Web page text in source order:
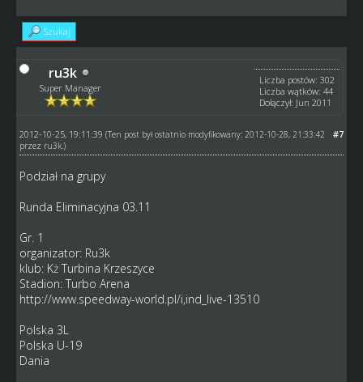
Szukaj
ru3k
Super Manager
Liczba postów: 302
Liczba wątków: 44
Dołączył: Jun 2011
#7
2012-10-25, 19:11:39 (Ten post był ostatnio modyfikowany: 2012-10-28, 21:33:42
przez ru3k.)
Podział na grupy
Runda Eliminacyjna 03.11
Gr. 1
organizator: Ru3k
klub: Kż Turbina Krzeszyce
Stadion: Turbo Arena
http://www.speedway-world.pl/i,ind_live-13510
Polska 3L
Polska U-19
Dania